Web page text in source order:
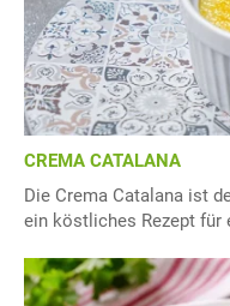
CREMA CATALANA
Die Crema Catalana ist
ein köstliches Rezept für